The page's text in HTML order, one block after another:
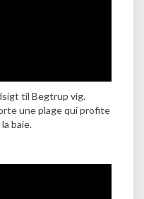
til Begtrup vig.
une plage qui profite
baie.